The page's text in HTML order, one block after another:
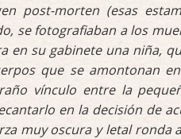
post-morten (esas
se fotografiaban a los
en su gabinete una niña,
que se amontonan
vínculo entre la
en la decisión de
muy oscura y letal ronda